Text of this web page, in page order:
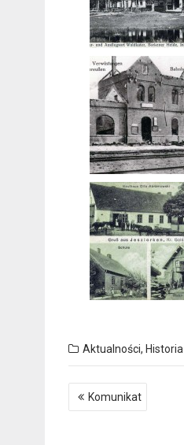
Aktualności, Historia
Nawigacja
wpisu
Komunikat